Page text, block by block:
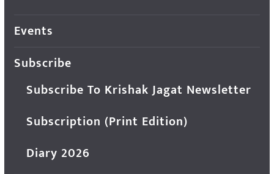
Events
Subscribe
Subscribe To Krishak Jagat Newsletter
Subscription (Print Edition)
Diary 2026